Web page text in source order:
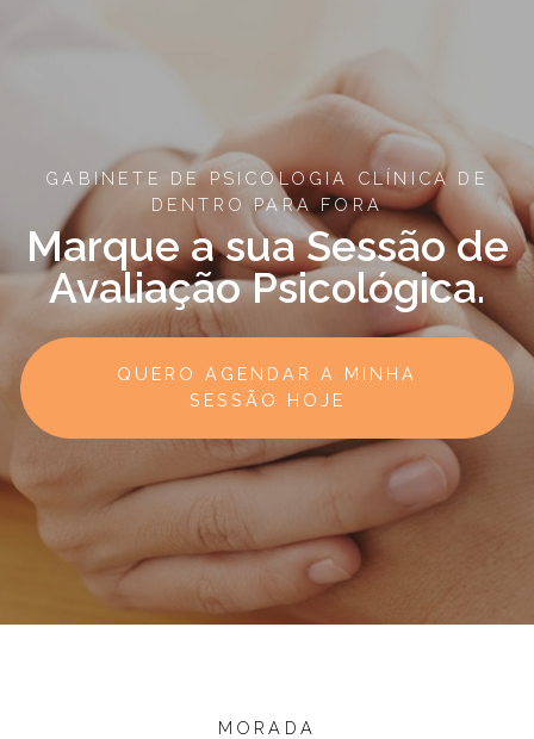
GABINETE DE PSICOLOGIA CLÍNICA DE
DENTRO PARA FORA
Marque a sua Sessão de
Avaliação Psicológica.
QUERO AGENDAR A MINHA
SESSÃO HOJE
MORADA